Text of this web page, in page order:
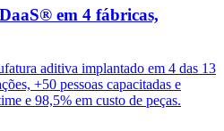
em 4 fábricas,
aditiva implantado em 4 das 13
+50 pessoas capacitadas e
e 98,5% em custo de peças.